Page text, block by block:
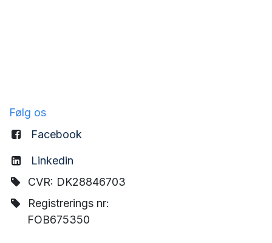
Følg os
Facebook
Linkedin
CVR: DK28846703
Registrerings nr:
FOB675350